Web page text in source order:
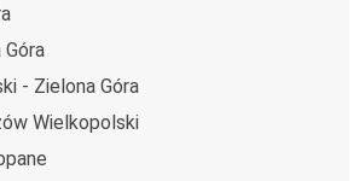
i paliwa oraz oferując wszystkim
zrekompensowania emisji
zakupie biletu.
, co sprawia, że podróż autobusem jest
środków transportu.
- Zielona Góra
Wielkopolski